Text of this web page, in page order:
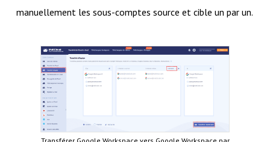
manuellement les sous-comptes source et cible un par un.
Transférer Google Workspace vers Google Workspace par